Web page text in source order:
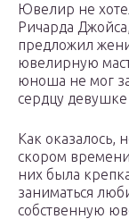
Ювелир не
Ричарда
предложил
ювелирную
юноша не мог
сердцу
Как оказалось,
скором
них была
заниматься
собственную